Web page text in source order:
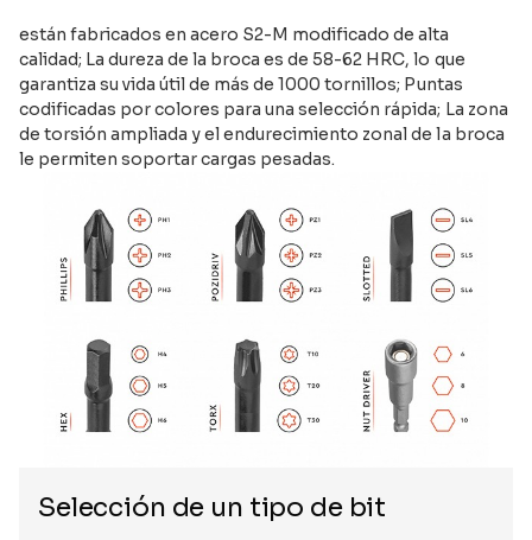
están fabricados en acero S2-M modificado de alta
calidad; La dureza de la broca es de 58-62 HRC, lo que
garantiza su vida útil de más de 1000 tornillos; Puntas
codificadas por colores para una selección rápida; La zona
de torsión ampliada y el endurecimiento zonal de la broca
le permiten soportar cargas pesadas.
Selección de un tipo de bit